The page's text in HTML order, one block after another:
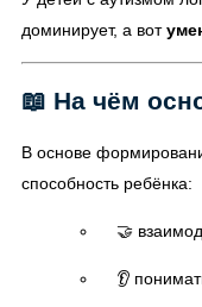
доминирует, а вот
📖 На чём
В основе
способность ребёнка:
🤝
👂